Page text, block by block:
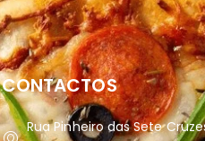
CONTACTOS
Rua Pinheiro das Sete